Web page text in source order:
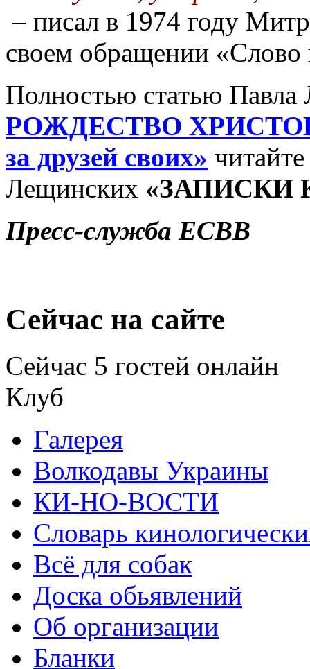
– писал в 1974 году
своем обращении «Слово
Полностью статью
РОЖДЕСТВО
за друзей своих»
Лещинских «ЗАПИСКИ
Пресс-служба ЕСВВ
Сейчас на сайте
Сейчас 5 гостей онлайн
Клуб
Галерея
Волкодавы Украины
КИ-НО-ВОСТИ
Словарь
Всё для собак
Доска обьявлений
Об организации
Бланки